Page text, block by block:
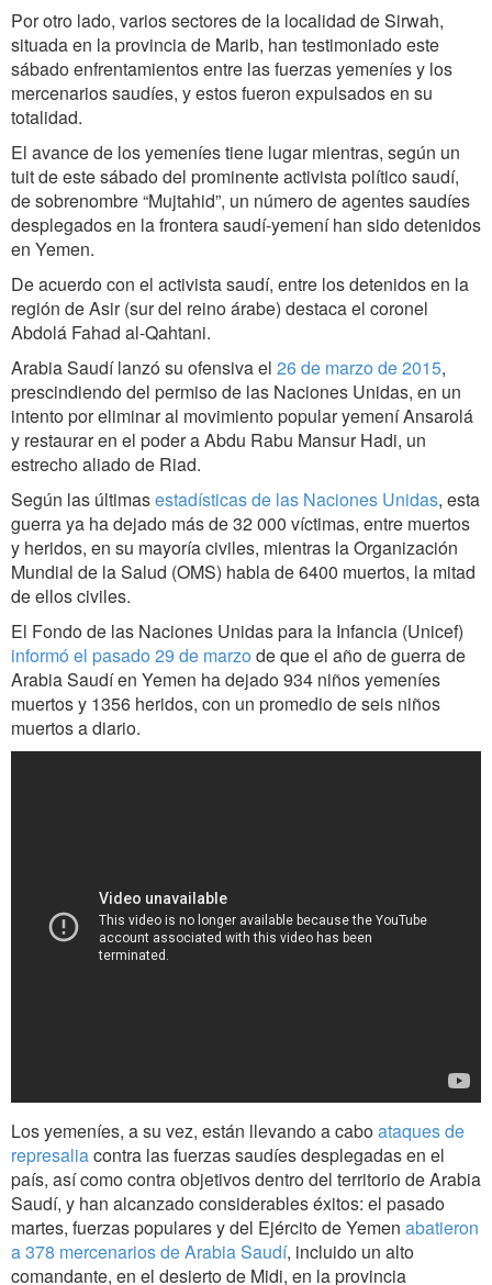
Por otro lado, varios sectores de la localidad de Sirwah,
situada en la provincia de Marib, han testimoniado este
sábado enfrentamientos entre las fuerzas yemeníes y los
mercenarios saudíes, y estos fueron expulsados en su
totalidad.
El avance de los yemeníes tiene lugar mientras, según un
tuit de este sábado del prominente activista político saudí,
de sobrenombre “Mujtahid”, un número de agentes saudíes
desplegados en la frontera saudí-yemení han sido detenidos
en Yemen.
De acuerdo con el activista saudí, entre los detenidos en la
región de Asir (sur del reino árabe) destaca el coronel
Abdolá Fahad al-Qahtani.
Arabia Saudí lanzó su ofensiva el 26 de marzo de 2015,
prescindiendo del permiso de las Naciones Unidas, en un
intento por eliminar al movimiento popular yemení Ansarolá
y restaurar en el poder a Abdu Rabu Mansur Hadi, un
estrecho aliado de Riad.
Según las últimasestadísticas de las Naciones Unidas, esta
guerra ya ha dejado más de 32 000 víctimas, entre muertos
y heridos, en su mayoría civiles, mientras la Organización
Mundial de la Salud (OMS) habla de 6400 muertos, la mitad
de ellos civiles.
El Fondo de las Naciones Unidas para la Infancia (Unicef)
informó el pasado 29 de marzo de que el año de guerra de
Arabia Saudí en Yemen ha dejado 934 niños yemeníes
muertos y 1356 heridos, con un promedio de seis niños
muertos a diario.
Los yemeníes, a su vez, están llevando a caboataques de
represaliacontra las fuerzas saudíes desplegadas en el
país, así como contra objetivos dentro del territorio de Arabia
Saudí, y han alcanzado considerables éxitos: el pasado
martes, fuerzas populares y del Ejército de Yemen abatieron
a 378 mercenarios de Arabia Saudí, incluido un alto
comandante, en el desierto de Midi, en la provincia